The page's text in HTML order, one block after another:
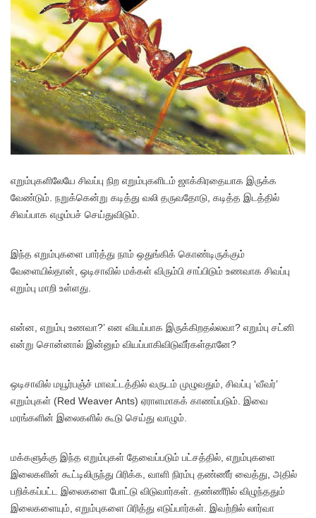
எறும்புகளிலேயே சிவப்பு நிற எறும்புகளிடம் ஜாக்கிரதையாக இருக்க
வேண்டும். நறுக்கென்று கடித்து வலி தருவதோடு, கடித்த இடத்தில்
சிவப்பாக எழும்பச் செய்துவிடும்.
இந்த எறும்புகளை பார்த்து நாம் ஒதுங்கிக் கொண்டிருக்கும்
வேளையில்தான், ஒடிசாவில் மக்கள் விரும்பி சாப்பிடும் உணவாக சிவப்பு
எறும்பு மாறி உள்ளது.
என்ன, எறும்பு உணவா?’ என வியப்பாக இருக்கிறதல்லவா? எறும்பு சட்னி
என்று சொன்னால் இன்னும் வியப்பாகிவிடுவீர்கள்தானே?
ஒடிசாவில் மயூர்பஞ்ச் மாவட்டத்தில் வருடம் முழுவதும், சிவப்பு ‘வீவர்’
எறும்புகள் (Red Weaver Ants) ஏராளமாகக் காணப்படும். இவை
மரங்களின் இலைகளில் கூடு செய்து வாழும்.
மக்களுக்கு இந்த எறும்புகள் தேவைப்படும் பட்சத்தில், எறும்புகளை
இலைகளின் கூட்டிலிருந்து பிரிக்க, வாளி நிரம்பு தண்ணீர் வைத்து, அதில்
பறிக்கப்பட்ட இலைகளை போட்டு விடுவார்கள். தண்ணீரில் விழுந்ததும்
இலைகளையும், எறும்புகளை பிரித்து எடுப்பார்கள். இவற்றில் லார்வா